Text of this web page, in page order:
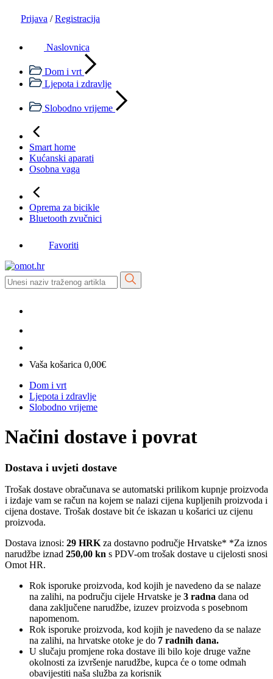
Prijava / Registracija
Naslovnica
Dom i vrt
Ljepota i zdravlje
Slobodno vrijeme
Smart home
Kućanski aparati
Osobna vaga
Oprema za bicikle
Bluetooth zvučnici
Favoriti
Vaša košarica 0,00€
Dom i vrt
Ljepota i zdravlje
Slobodno vrijeme
Načini dostave i povrat
Dostava i uvjeti dostave
Trošak dostave obračunava se automatski prilikom kupnje proizvoda
i izdaje vam se račun na kojem se nalazi cijena kupljenih proizvoda i
cijena dostave. Trošak dostave bit će iskazan u košarici uz cijenu
proizvoda.
Dostava iznosi: 29 HRK za dostavno područje Hrvatske* *Za iznos
narudžbe iznad 250,00 kn s PDV-om trošak dostave u cijelosti snosi
Omot HR.
Rok isporuke proizvoda, kod kojih je navedeno da se nalaze
na zalihi, na području cijele Hrvatske je 3 radna dana od
dana zaključene narudžbe, izuzev proizvoda s posebnom
napomenom.
Rok isporuke proizvoda, kod kojih je navedeno da se nalaze
na zalihi, na hrvatske otoke je do 7 radnih dana.
U slučaju promjene roka dostave ili bilo koje druge važne
okolnosti za izvršenje narudžbe, kupca će o tome odmah
obavijestiti naša služba za korisnik